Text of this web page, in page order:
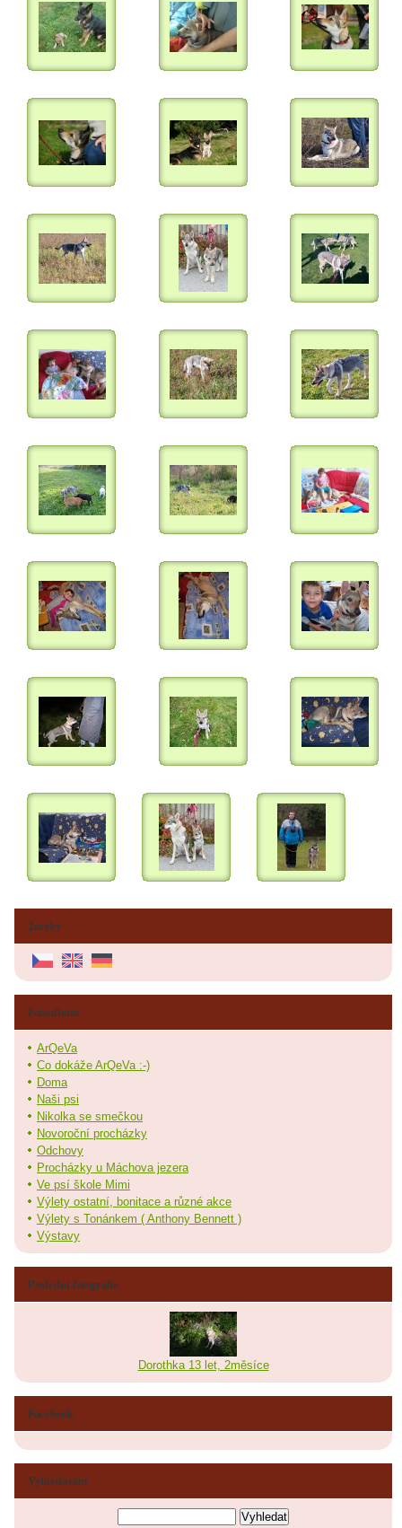
Jazyky
Fotoalbum
ArQeVa
Co dokáže ArQeVa :-)
Doma
Naši psi
Nikolka se smečkou
Novoroční procházky
Odchovy
Procházky u Máchova jezera
Ve psí škole Mimi
Výlety ostatní, bonitace a různé akce
Výlety s Tonánkem ( Anthony Bennett )
Výstavy
Poslední fotografie
Dorothka 13 let, 2měsíce
Facebook
Vyhledávání